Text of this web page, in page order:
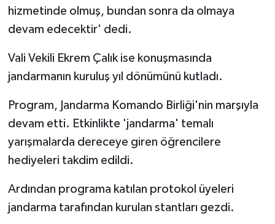
hizmetinde olmuş, bundan sonra da olmaya
devam edecektir' dedi.
Vali Vekili Ekrem Çalık ise konuşmasında
jandarmanın kuruluş yıl dönümünü kutladı.
Program, Jandarma Komando Birliği'nin marşıyla
devam etti. Etkinlikte 'jandarma' temalı
yarışmalarda dereceye giren öğrencilere
hediyeleri takdim edildi.
Ardından programa katılan protokol üyeleri
jandarma tarafından kurulan stantları gezdi.